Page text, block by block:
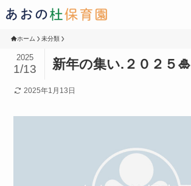
ホーム 未分類
新年の集い.２０２５🎍
2025
1/13
2025年1月13日